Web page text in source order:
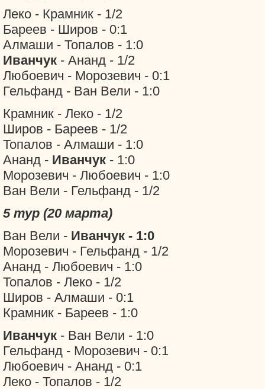
Леко - Крамник - 1/2
Бареев - Широв - 0:1
Алмаши - Топалов - 1:0
Иванчук - Ананд - 1/2
Любоевич - Морозевич - 0:1
Гельфанд - Ван Вели - 1:0
Крамник - Леко - 1/2
Широв - Бареев - 1/2
Топалов - Алмаши - 1:0
Ананд - Иванчук - 1:0
Морозевич - Любоевич - 1:0
Ван Вели - Гельфанд - 1/2
5 тур (20 марта)
Ван Вели - Иванчук - 1:0
Морозевич - Гельфанд - 1/2
Ананд - Любоевич - 1:0
Топалов - Леко - 1/2
Широв - Алмаши - 0:1
Крамник - Бареев - 1:0
Иванчук - Ван Вели - 1:0
Гельфанд - Морозевич - 0:1
Любоевич - Ананд - 0:1
Леко - Топалов - 1/2